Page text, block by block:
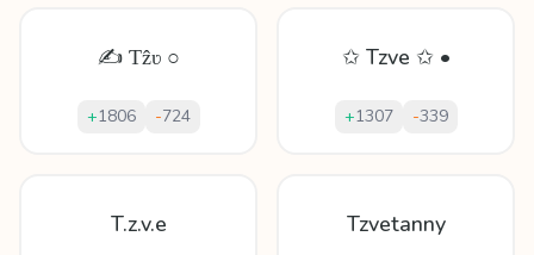
✍ Ƭẑʋ ○
+1806 -724
✩ Tzve ✩ •
+1307 -339
T.z.v.e Tzvetanny